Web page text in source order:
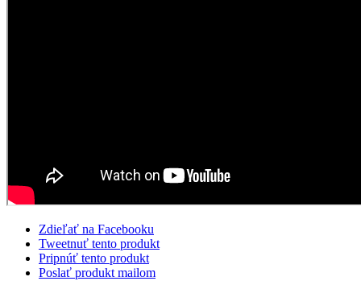
Zdieľať na Facebooku
Tweetnuť tento produkt
Pripnúť tento produkt
Poslať produkt mailom